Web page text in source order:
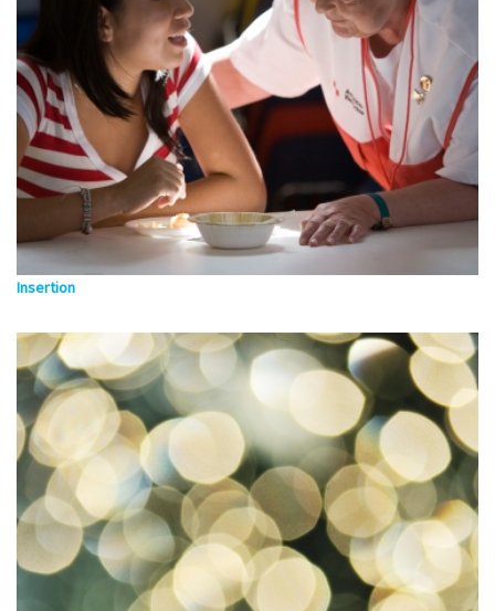
Insertion